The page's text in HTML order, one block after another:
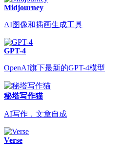
Midjourney
AI图像和插画生成工具
GPT-4
OpenAI旗下最新的GPT-4模型
秘塔写作猫
AI写作，文章自成
Verse